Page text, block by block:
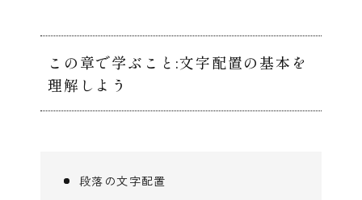
この章で学ぶこと:文字配置の基本を
理解しよう
段落の文字配置